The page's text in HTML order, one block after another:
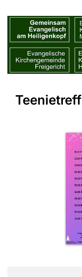
Teenietreff